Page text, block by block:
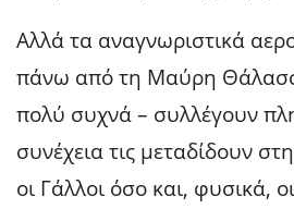
Αλλά τα αναγνωριστικά
πάνω από τη Μαύρη
πολύ συχνά – συλλέγουν
συνέχεια τις μεταδίδουν
οι Γάλλοι όσο και, φυσικά,